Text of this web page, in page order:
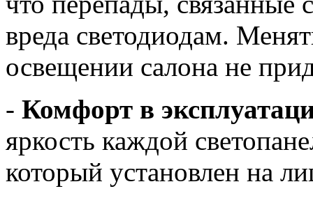
вреда светодиодам.
освещении салона не
- Комфорт в
яркость каждой
который установлен на